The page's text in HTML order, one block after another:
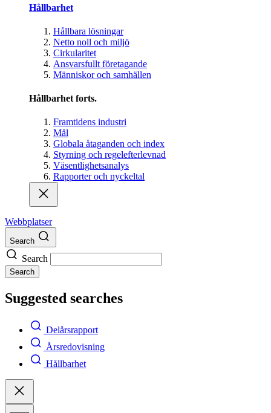
Hållbarhet
Hållbara lösningar
Netto noll och miljö
Cirkularitet
Ansvarsfullt företagande
Människor och samhällen
Hållbarhet forts.
Framtidens industri
Mål
Globala åtaganden och index
Styrning och regelefterlevnad
Väsentlighetsanalys
Rapporter och nyckeltal
Webbplatser
Search
Search
Search
Suggested searches
Delårsrapport
Årsredovisning
Hållbarhet